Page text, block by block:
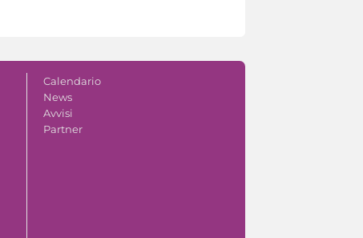
Calendario
News
Avvisi
Partner